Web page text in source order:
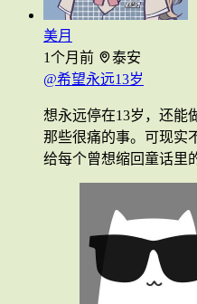
美月
1个月前
泰安
@希望永远13岁
想永远停在13岁，还能
那些很痛的事。可现实
给每个曾想缩回童话里